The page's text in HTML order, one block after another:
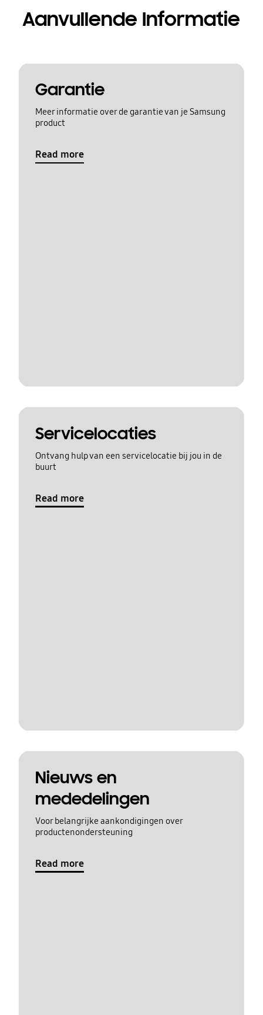
Aanvullende Informatie
Garantie
Meer informatie over de garantie van je Samsung
product
Read more
Servicelocaties
Ontvang hulp van een servicelocatie bij jou in de
buurt
Read more
Nieuws en
mededelingen
Voor belangrijke aankondigingen over
productenondersteuning
Read more